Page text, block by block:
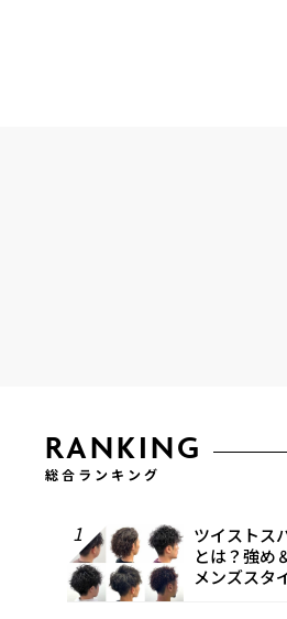
RANKING
総合ランキング
1
ツイストス
とは？強め
メンズスタ